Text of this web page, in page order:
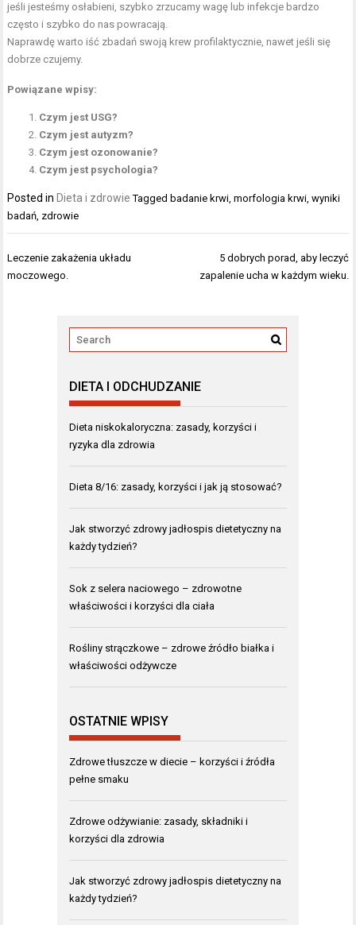
jeśli jesteśmy osłabieni, szybko zrzucamy wagę lub infekcje bardzo
często i szybko do nas powracają.
Naprawdę warto iść zbadań swoją krew profilaktycznie, nawet jeśli się
dobrze czujemy.
Powiązane wpisy:
Czym jest USG?
Czym jest autyzm?
Czym jest ozonowanie?
Czym jest psychologia?
Posted in Dieta i zdrowie Tagged badanie krwi,morfologia krwi,wyniki
badań, zdrowie
Nawigacja
wpisu
Leczenie zakażenia układu
moczowego.
5 dobrych porad, aby leczyć
zapalenie ucha w każdym wieku.
DIETA I ODCHUDZANIE
Dieta niskokaloryczna: zasady, korzyści i
ryzyka dla zdrowia
Dieta 8/16: zasady, korzyści i jak ją stosować?
Jak stworzyć zdrowy jadłospis dietetyczny na
każdy tydzień?
Sok z selera naciowego – zdrowotne
właściwości i korzyści dla ciała
Rośliny strączkowe – zdrowe źródło białka i
właściwości odżywcze
OSTATNIE WPISY
Zdrowe tłuszcze w diecie – korzyści i źródła
pełne smaku
Zdrowe odżywianie: zasady, składniki i
korzyści dla zdrowia
Jak stworzyć zdrowy jadłospis dietetyczny na
każdy tydzień?